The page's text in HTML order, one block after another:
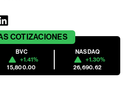
COTIZACIONES
BVC
+1.41%
15,800.00
NASDAQ
+1.30%
26,690.62